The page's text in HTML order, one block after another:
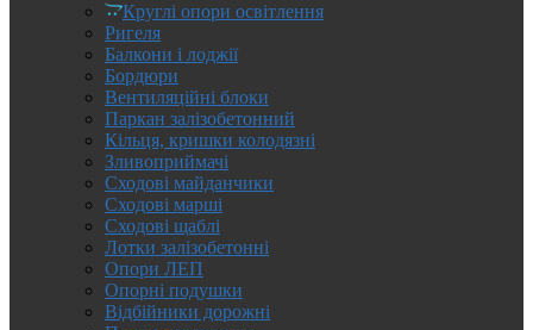
Круглі опори освітлення
Ригеля
Балкони і лоджії
Бордюри
Вентиляційні блоки
Паркан залізобетонний
Кільця, кришки колодязні
Зливоприймачі
Сходові майданчики
Сходові марші
Сходові щаблі
Лотки залізобетонні
Опори ЛЕП
Опорні подушки
Відбійники дорожні